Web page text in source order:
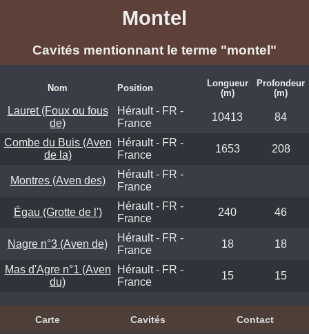
Montel
Cavités mentionnant le terme "montel"
Nom Position
Longueur
(m)
Profondeur
(m)
Lauret (Foux ou fous
de)
Hérault - FR -
France
10413 84
Combe du Buis (Aven
de la)
Hérault - FR -
France
1653 208
Montres (Aven des)
Hérault - FR -
France
Égau (Grotte de l')
Hérault - FR -
France
240 46
Nagre n°3 (Aven de)
Hérault - FR -
France
18 18
Mas d'Agre n°1 (Aven
du)
Hérault - FR -
France
15 15
Carte Cavités Contact